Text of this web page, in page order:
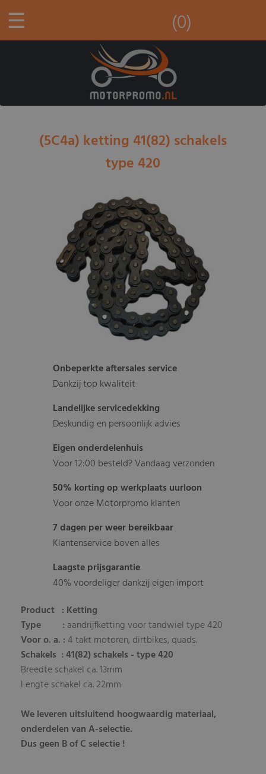
☰ (0)
(5C4a) ketting 41(82) schakels
type 420
Onbeperkte aftersales service
Dankzij top kwaliteit
Landelijke servicedekking
Deskundig en persoonlijk advies
Eigen onderdelenhuis
Voor 12:00 besteld? Vandaag verzonden
50% korting op werkplaats uurloon
Voor onze Motorpromo klanten
7 dagen per weer bereikbaar
Klantenservice boven alles
Laagste prijsgarantie
40% voordeliger dankzij eigen import
Product : Ketting
Type : aandrijfketting voor tandwiel type 420
Voor o. a. : 4 takt motoren, dirtbikes, quads.
Schakels : 41(82) schakels - type 420
Breedte schakel ca. 13mm
Lengte schakel ca. 22mm
We leveren uitsluitend hoogwaardig materiaal,
onderdelen van A-selectie.
Dus geen B of C selectie !